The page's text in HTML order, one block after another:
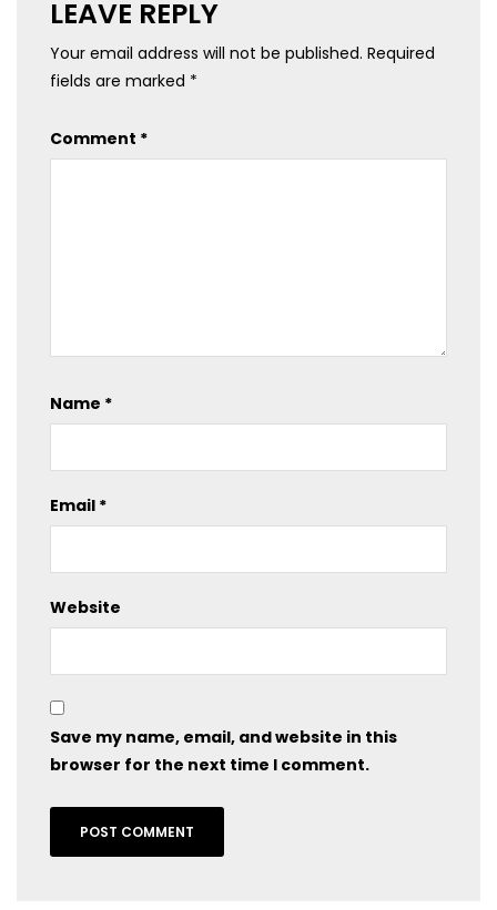
LEAVE REPLY
Your email address will not be published. Required
fields are marked *
Comment *
Name *
Email *
Website
Save my name, email, and website in this
browser for the next time I comment.